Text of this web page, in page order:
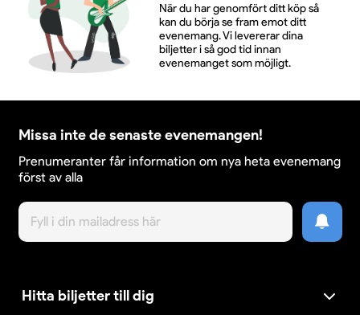
När du har genomfört ditt köp så
kan du börja se fram emot ditt
evenemang. Vi levererar dina
biljetter i så god tid innan
evenemanget som möjligt.
Missa inte de senaste evenemangen!
Prenumeranter får information om nya heta evenemang
först av alla
Hitta biljetter till dig